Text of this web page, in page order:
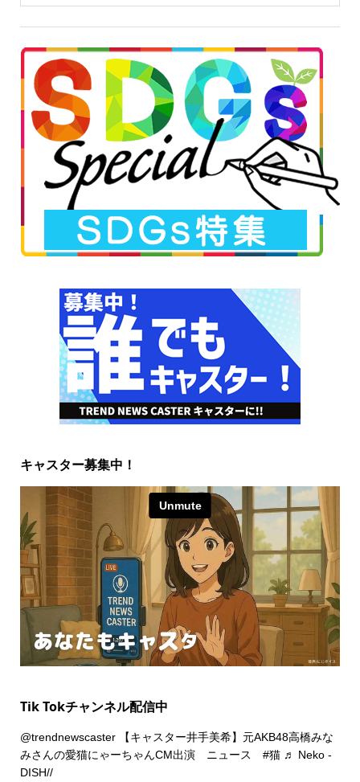
キャスター募集中！
Tik Tokチャンネル配信中
@trendnewscaster【キャスター井手美希】元AKB48高橋みな
みさんの愛猫にゃーちゃんCM出演 ニュース #猫 ♬ Neko -
DISH//